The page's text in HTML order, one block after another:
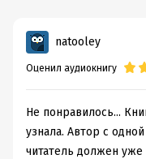
natooley
Оценил аудиокнигу
Не понравилось...
узнала. Автор с
читатель должен